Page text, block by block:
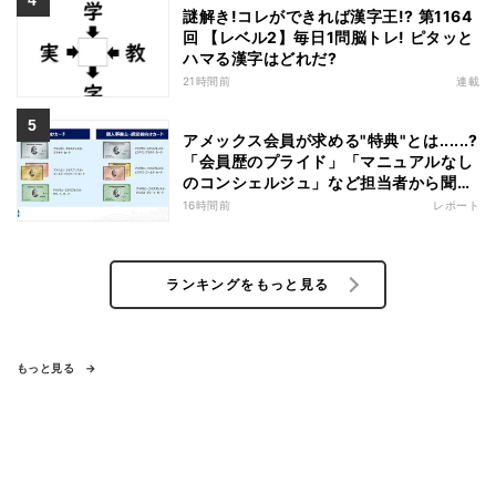
謎解き!コレができれば漢字王!? 第1164
回 【レベル2】毎日1問脳トレ! ピタッと
ハマる漢字はどれだ?
21時間前 連載
アメックス会員が求める"特典"とは......?
「会員歴のプライド」「マニュアルなし
のコンシェルジュ」など担当者から聞い
た"裏話"も
16時間前 レポート
ランキングをもっと見る
もっと見る